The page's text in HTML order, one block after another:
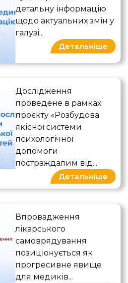
детальну інформацію
щодо актуальних змін у
галузі...
Детальніше
Результати якісного
Дослідження
проведене в рамках
проєкту «Розбудова
якісної системи
психологічної
допомоги
постраждалим від...
Детальніше
Чи готові медики до
Впровадження
лікарського
самоврядування
позиціонується як
прогресивне явище
для медиків...